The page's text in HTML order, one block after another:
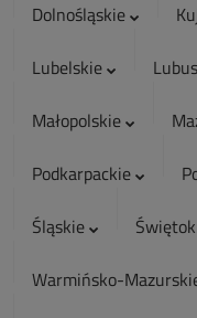
Dolnośląskie
Lubelskie
Małopolskie
Podkarpackie
Śląskie
Warmińsko-